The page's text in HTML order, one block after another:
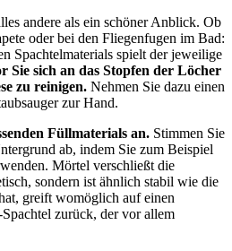
andere als ein schöner Anblick. Ob
oder bei den Fliegenfugen im Bad:
Spachtelmaterials spielt der jeweilige
Sie sich an das Stopfen der Löcher
zu reinigen. Nehmen Sie dazu einen
zur Hand.
Füllmaterials an. Stimmen Sie
ab, indem Sie zum Beispiel
Mörtel verschließt die
sondern ist ähnlich stabil wie die
greift womöglich auf einen
zurück, der vor allem